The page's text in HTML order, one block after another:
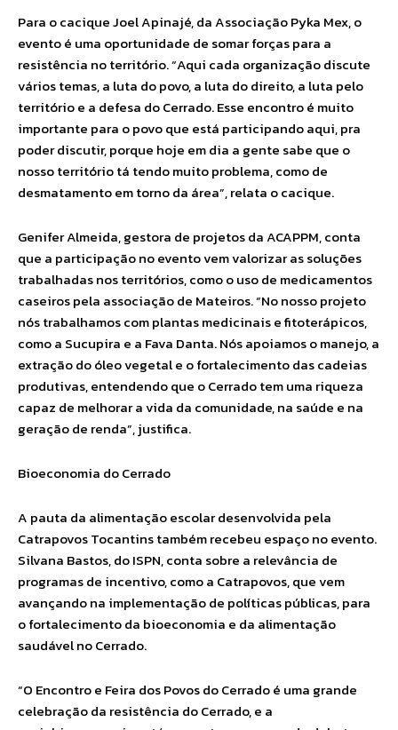
Para o cacique Joel Apinajé, da Associação Pyka Mex, o
evento é uma oportunidade de somar forças para a
resistência no território. “Aqui cada organização discute
vários temas, a luta do povo, a luta do direito, a luta pelo
território e a defesa do Cerrado. Esse encontro é muito
importante para o povo que está participando aqui, pra
poder discutir, porque hoje em dia a gente sabe que o
nosso território tá tendo muito problema, como de
desmatamento em torno da área”, relata o cacique.
Genifer Almeida, gestora de projetos da ACAPPM, conta
que a participação no evento vem valorizar as soluções
trabalhadas nos territórios, como o uso de medicamentos
caseiros pela associação de Mateiros. “No nosso projeto
nós trabalhamos com plantas medicinais e fitoterápicos,
como a Sucupira e a Fava Danta. Nós apoiamos o manejo, a
extração do óleo vegetal e o fortalecimento das cadeias
produtivas, entendendo que o Cerrado tem uma riqueza
capaz de melhorar a vida da comunidade, na saúde e na
geração de renda”, justifica.
Bioeconomia do Cerrado
A pauta da alimentação escolar desenvolvida pela
Catrapovos Tocantins também recebeu espaço no evento.
Silvana Bastos, do ISPN, conta sobre a relevância de
programas de incentivo, como a Catrapovos, que vem
avançando na implementação de políticas públicas, para
o fortalecimento da bioeconomia e da alimentação
saudável no Cerrado.
“O Encontro e Feira dos Povos do Cerrado é uma grande
celebração da resistência do Cerrado, e a